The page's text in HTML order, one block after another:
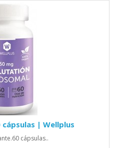
| Wellplus
cápsulas..